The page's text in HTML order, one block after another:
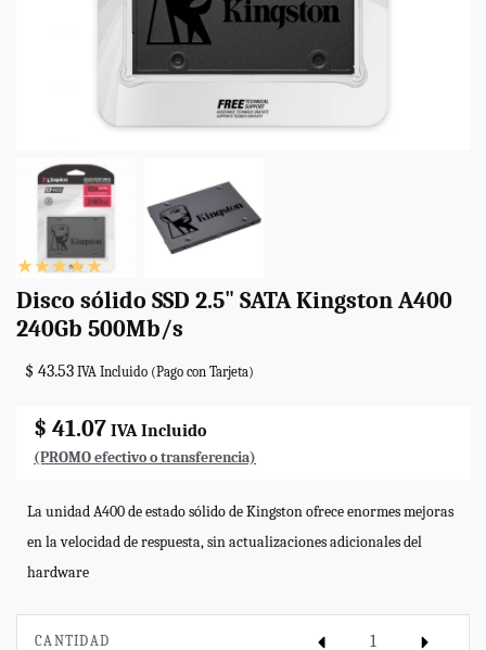
Disco sólido SSD 2.5" SATA Kingston A400
240Gb 500Mb/s
$ 43.53 IVA Incluido (Pago con Tarjeta)
$ 41.07 IVA Incluido
(PROMO efectivo o transferencia)
La unidad A400 de estado sólido de Kingston ofrece enormes mejoras
en la velocidad de respuesta, sin actualizaciones adicionales del
hardware
CANTIDAD